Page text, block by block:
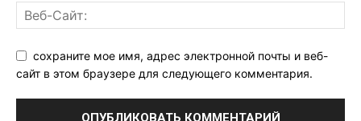
сохраните мое имя, адрес электронной почты и веб-
сайт в этом браузере для следующего комментария.